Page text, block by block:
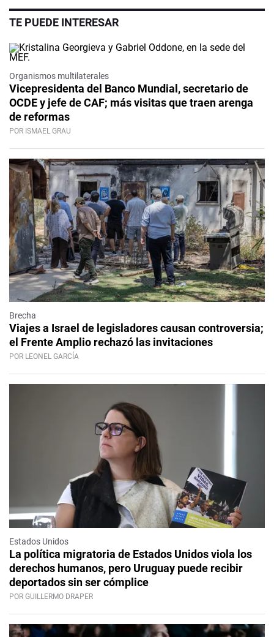
TE PUEDE INTERESAR
Organismos multilaterales
Vicepresidenta del Banco Mundial, secretario de
OCDE y jefe de CAF; más visitas que traen arenga
de reformas
POR ISMAEL GRAU
Brecha
Viajes a Israel de legisladores causan controversia;
el Frente Amplio rechazó las invitaciones
POR LEONEL GARCÍA
Estados Unidos
La política migratoria de Estados Unidos viola los
derechos humanos, pero Uruguay puede recibir
deportados sin ser cómplice
POR GUILLERMO DRAPER